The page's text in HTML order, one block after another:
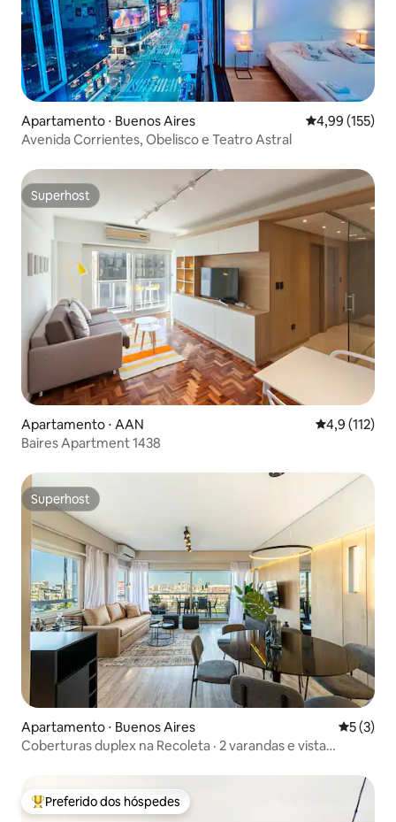
Apartamento ⋅ Buenos Aires 4,99 de uma
4,99 (155)
Avenida Corrientes, Obelisco e Teatro Astral
Superhost
Superhost
Apartamento ⋅ AAN 4,9 de uma
4,9 (112)
Baires Apartment 1438
Superhost
Superhost
Apartamento ⋅ Buenos Aires 5 de
5 (3)
Coberturas duplex na Recoleta · 2 varandas e vista
Entre os melhores preferidos dos hóspedes
Preferido dos hóspedes